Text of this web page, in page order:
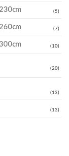
(5)
(7)
(10)
(20)
(13)
(13)